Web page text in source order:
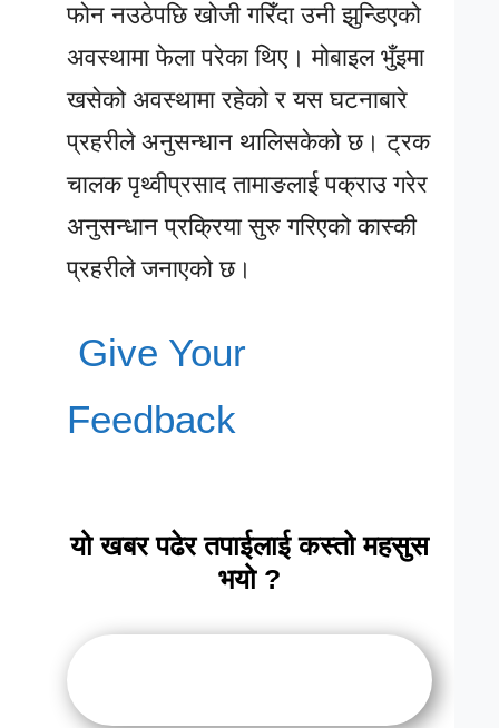
फोन नउठेपछि खोजी गरिँदा उनी झुन्डिएको
अवस्थामा फेला परेका थिए। मोबाइल भुँइमा
खसेको अवस्थामा रहेको र यस घटनाबारे
प्रहरीले अनुसन्धान थालिसकेको छ। ट्रक
चालक पृथ्वीप्रसाद तामाङलाई पक्राउ गरेर
अनुसन्धान प्रक्रिया सुरु गरिएको कास्की
प्रहरीले जनाएको छ।
Give Your
Feedback
यो खबर पढेर तपाईलाई कस्तो महसुस
भयो ?